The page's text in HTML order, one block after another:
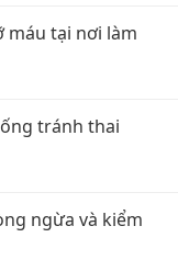
máu tại nơi làm
tránh thai
ngừa và kiểm